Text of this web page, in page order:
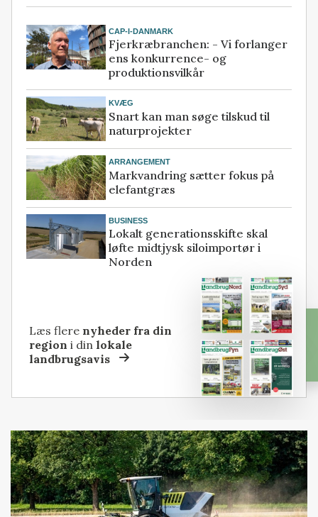
CAP-I-DANMARK
Fjerkræbranchen: - Vi forlanger
ens konkurrence- og
produktionsvilkår
KVÆG
Snart kan man søge tilskud til
naturprojekter
ARRANGEMENT
Markvandring sætter fokus på
elefantgræs
BUSINESS
Lokalt generationsskifte skal
løfte midtjysk siloimportør i
Norden
Læs flere nyheder fra din
region i dinlokale
landbrugsavis